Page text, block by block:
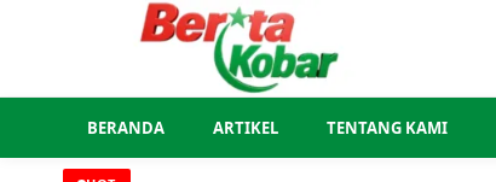
BERANDA ARTIKEL TENTANG KAMI